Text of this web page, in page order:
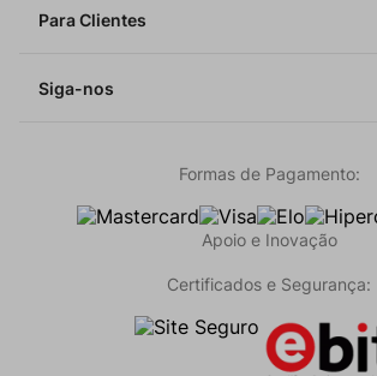
Para Clientes
Siga-nos
Formas de Pagamento:
Apoio e Inovação
Certificados e Segurança: